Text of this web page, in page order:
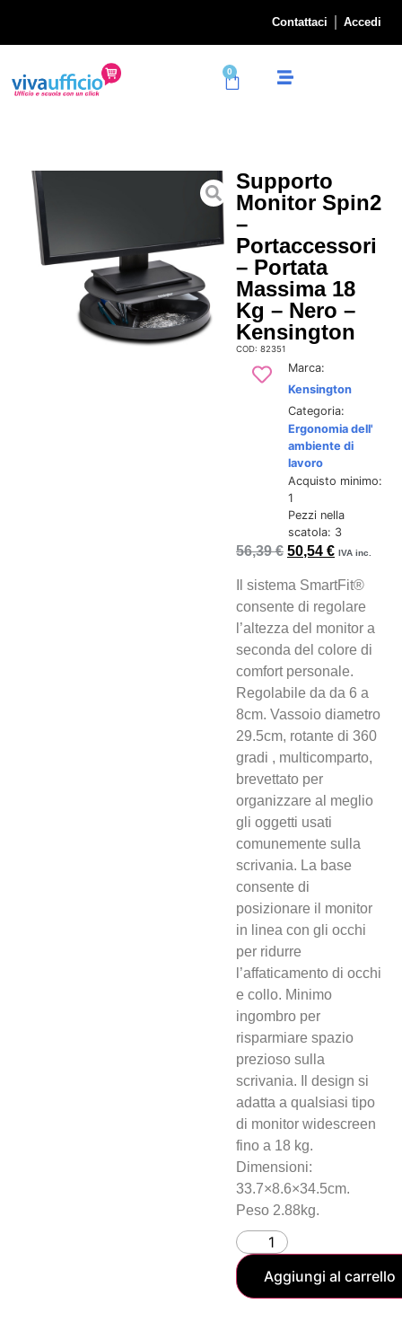
Contattaci Accedi
0
Supporto
Monitor Spin2
–
Portaccessori
– Portata
Massima 18
Kg – Nero –
Kensington
COD: 82351
Marca:
Kensington
Categoria:
Ergonomia dell'
ambiente di
lavoro
Acquisto minimo:
1
Pezzi nella
scatola: 3
56,39€ 50,54€ IVA inc.
Il sistema SmartFit®
consente di regolare
l’altezza del monitor a
seconda del colore di
comfort personale.
Regolabile da da 6 a
8cm. Vassoio diametro
29.5cm, rotante di 360
gradi , multicomparto,
brevettato per
organizzare al meglio
gli oggetti usati
comunemente sulla
scrivania. La base
consente di
posizionare il monitor
in linea con gli occhi
per ridurre
l’affaticamento di occhi
e collo. Minimo
ingombro per
risparmiare spazio
prezioso sulla
scrivania. Il design si
adatta a qualsiasi tipo
di monitor widescreen
fino a 18 kg.
Dimensioni:
33.7×8.6×34.5cm.
Peso 2.88kg.
Aggiungi al carrello